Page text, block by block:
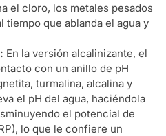
el cloro, los metales pesados
tiempo que ablanda el agua y
En la versión alcalinizante, el
con un anillo de pH
turmalina, alcalina y
el pH del agua, haciéndola
el potencial de
lo que le confiere un